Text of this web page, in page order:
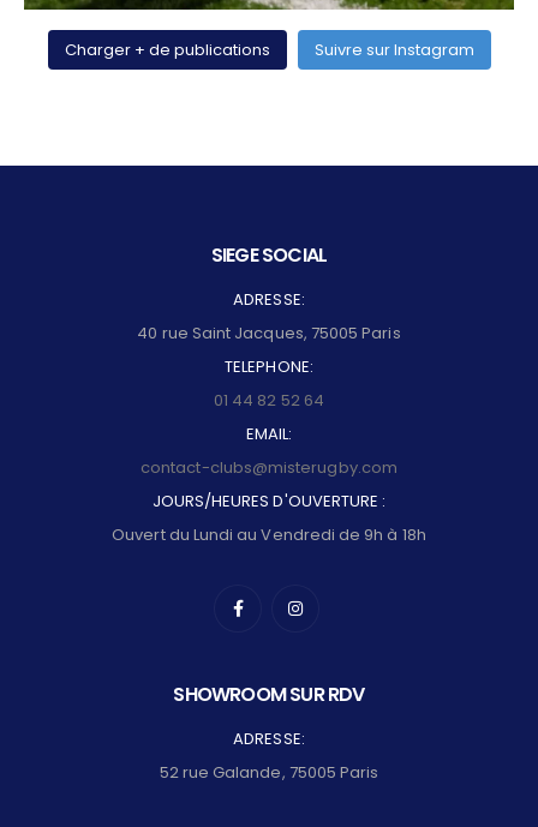
Charger + de publications Suivre sur Instagram
SIEGE SOCIAL
ADRESSE:
40 rue Saint Jacques, 75005 Paris
TELEPHONE:
01 44 82 52 64
EMAIL:
contact-clubs@misterugby.com
JOURS/HEURES D'OUVERTURE :
Ouvert du Lundi au Vendredi de 9h à 18h
SHOWROOM SUR RDV
ADRESSE:
52 rue Galande, 75005 Paris